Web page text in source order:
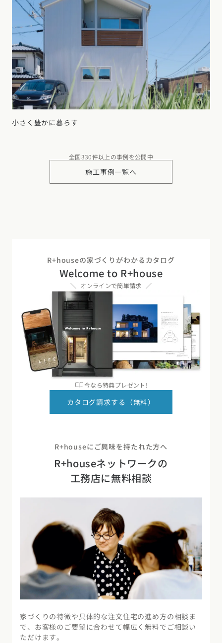
小さく豊かに暮らす
全国330件以上の事例を公開中
施工事例一覧へ
R+houseの家づくりがわかるカタログ
Welcome to R+house
オンラインで簡単請求
今なら特典プレゼント!
カタログ請求する（無料）
R+houseにご興味を持たれた方へ
R+houseネットワークの
工務店に無料相談
家づくりの特徴や具体的な注文住宅の進め方の相談ま
で、お客様のご要望に合わせて幅広く無料でご相談い
ただけます。